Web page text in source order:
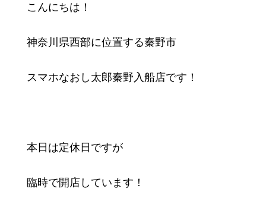
こんにちは！
神奈川県西部に位置する秦野市
スマホなおし太郎秦野入船店です！
本日は定休日ですが
臨時で開店しています！